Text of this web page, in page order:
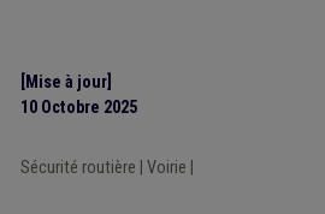
[Mise à jour]
10 Octobre 2025
Sécurité routière Voirie